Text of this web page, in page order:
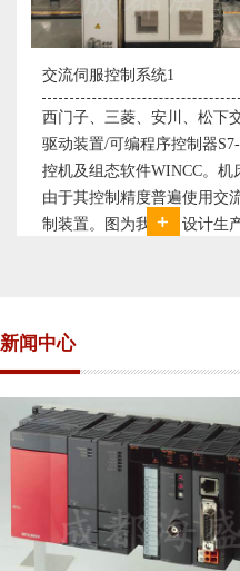
交流伺服控制系统1
西门子、三菱、安川、松下
驱动装置/可编程序控制器
控机及组态软件WINCC。机
由于其控制精度普遍使用交
制装置。图为我公司设计生
新闻中心